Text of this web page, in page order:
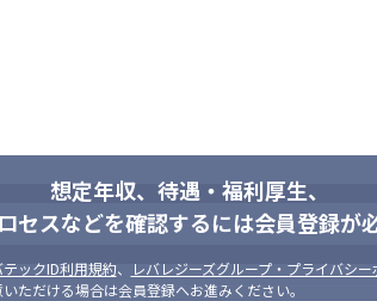
想定年収、待遇・福利厚生、
セスなどを確認するには会員登録が
テックID利用規約、 レバレジーズグループ・プライバシー
ただける場合は会員登録へお進みください。